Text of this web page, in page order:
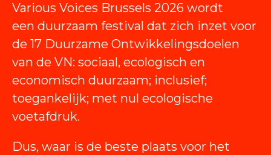
Various Voices Brussels 2026 wordt
een duurzaam festival dat zich inzet voor
de 17 Duurzame Ontwikkelingsdoelen
van de VN: sociaal, ecologisch en
economisch duurzaam; inclusief;
toegankelijk; met nul ecologische
voetafdruk.
Dus, waar is de beste plaats voor het